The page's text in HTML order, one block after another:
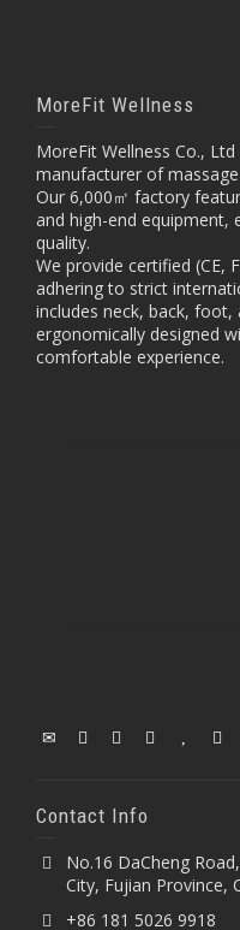
MoreFit Wellness
MoreFit Wellness Co.,
manufacturer of
Our 6,000㎡ factory
and high-end
quality.
We provide certified (CE,
adhering to strict
includes neck, back,
ergonomically designed
comfortable experience.
Contact Info
No.16 DaCheng
City, Fujian Province,
+86 181 5026 9918